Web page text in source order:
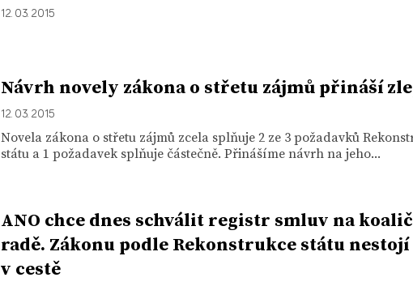
12. 03. 2015
Návrh novely zákona o střetu zájmů přináší
12. 03. 2015
Novela zákona o střetu zájmů zcela splňuje 2 ze 3 požadavků
státu a 1 požadavek splňuje částečně. Přinášíme návrh na jeho...
ANO chce dnes schválit registr smluv na
radě. Zákonu podle Rekonstrukce státu
v cestě